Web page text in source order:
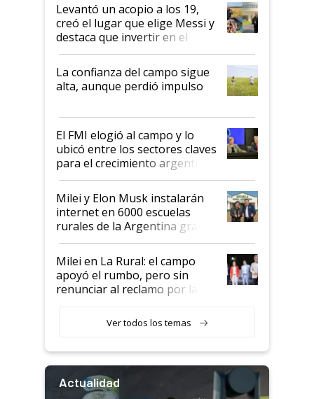
Levantó un acopio a los 19,
creó el lugar que elige Messi y
destaca que invertir en el
kirchnerismo era como "darle
plata a un hijo para droga":
Juan Félix Rossetti, el libertario
que de una dura crisis salió
de Milei
La confianza del campo sigue
alta, aunque perdió impulso
El FMI elogió al campo y lo
ubicó entre los sectores claves
para el crecimiento argentino
Milei y Elon Musk instalarán
internet en 6000 escuelas
rurales de la Argentina gracias
a un acuerdo con Starlink
Milei en La Rural: el campo
apoyó el rumbo, pero sin
renunciar al reclamo por las
Ver todos los temas
Actualidad